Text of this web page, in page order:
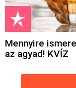
Mennyire
az agyad! KVÍZ